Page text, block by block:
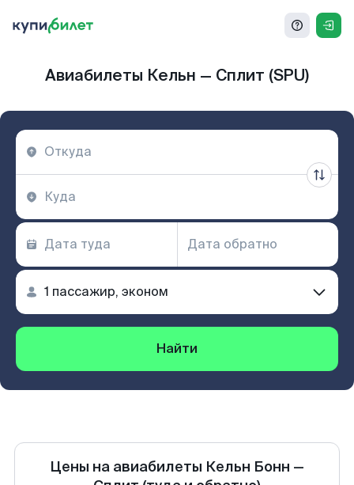
Авиабилеты Кельн — Сплит (SPU)
Найти
Цены на авиабилеты Кельн Бонн —